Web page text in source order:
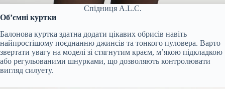
Спідниця A.L.C.
Обʼємні куртки
Балонова куртка здатна додати цікавих обрисів навіть
найпростішому поєднанню джинсів та тонкого пуловера. Варто
звертати увагу на моделі зі стягнутим краєм, м’якою підкладкою
або регульованими шнурками, що дозволяють контролювати
вигляд силуету.